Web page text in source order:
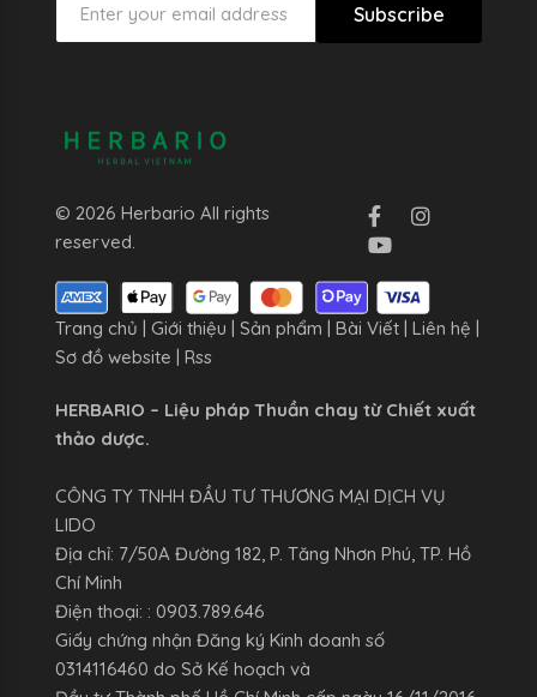
Subscribe
© 2026 Herbario All rights
reserved.
Trang chủ Giới thiệu Sản phẩm Bài Viết Liên hệ
Sơ đồ website
Rss
HERBARIO – Liệu pháp Thuần chay từ Chiết xuất
thảo dược.
CÔNG TY TNHH ĐẦU TƯ THƯƠNG MẠI DỊCH VỤ
LIDO
Địa chỉ: 7/50A Đường 182, P. Tăng Nhơn Phú, TP. Hồ
Chí Minh
Điện thoại: : 0903.789.646
Giấy chứng nhận Đăng ký Kinh doanh số
0314116460 do Sở Kế hoạch và